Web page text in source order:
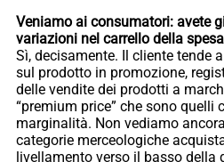
Veniamo ai consumatori: avete
variazioni nel carrello della
Sì, decisamente. Il cliente tende
sul prodotto in promozione,
delle vendite dei prodotti a
“premium price” che sono quelli
marginalità. Non vediamo
categorie merceologiche
livellamento verso il basso della